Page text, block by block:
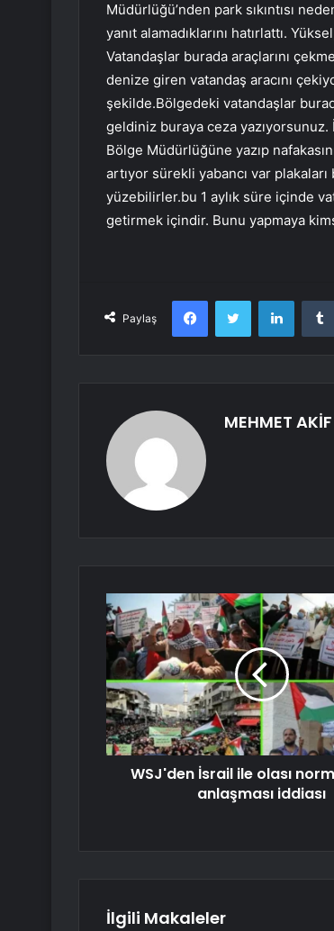
Müdürlüğü’nden park sıkıntısı
yanıt alamadıklarını hatırlattı.
Vatandaşlar burada araçlarını
denize giren vatandaş aracını
şekilde.Bölgedeki vatandaşlar
geldiniz buraya ceza yazıyorsunuz.
Bölge Müdürlüğüne yazıp
artıyor sürekli yabancı var
yüzebilirler.bu 1 aylık süre içinde
getirmek içindir. Bunu yapmaya
Paylaş
FacebookTwitter
MEHMET
WSJ'den İsrail ile olası
anlaşması iddiası
İlgili Makaleler